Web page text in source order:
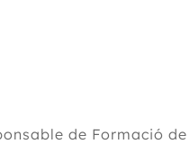
de Formació de